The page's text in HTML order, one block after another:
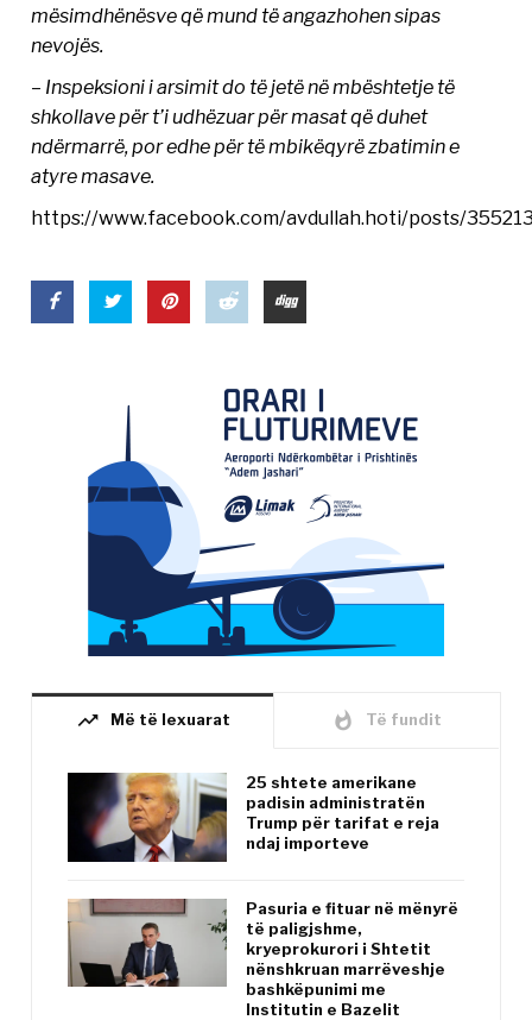
mësimdhënësve që mund të angazhohen sipas
nevojës.
– Inspeksioni i arsimit do të jetë në mbështetje të
shkollave për t’i udhëzuar për masat që duhet
ndërmarrë, por edhe për të mbikëqyrë zbatimin e
atyre masave.
https://www.facebook.com/avdullah.hoti/posts/
trending_up Më të lexuarat whatshot Të fundit
25 shtete amerikane
padisin administratën
Trump për tarifat e reja
ndaj importeve
Pasuria e fituar në mënyrë
të paligjshme,
kryeprokurori i Shtetit
nënshkruan marrëveshje
bashkëpunimi me
Institutin e Bazelit